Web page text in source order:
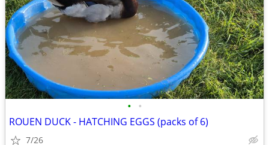
• •
ROUEN DUCK - HATCHING EGGS (packs of 6)
7/26